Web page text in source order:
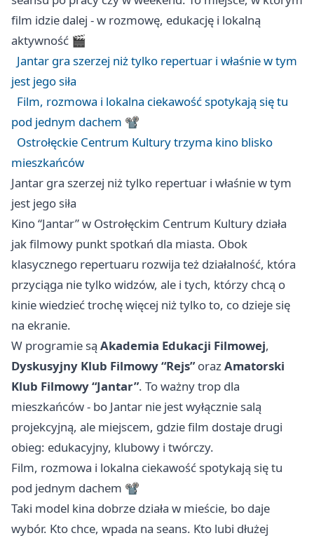
film idzie dalej - w rozmowę, edukację i lokalną
aktywność 🎬
Jantar gra szerzej niż tylko repertuar i właśnie w tym
jest jego siła
Film, rozmowa i lokalna ciekawość spotykają się tu
pod jednym dachem 📽️
Ostrołęckie Centrum Kultury trzyma kino blisko
mieszkańców
Jantar gra szerzej niż tylko repertuar i właśnie w tym
jest jego siła
Kino “Jantar” w Ostrołęckim Centrum Kultury działa
jak filmowy punkt spotkań dla miasta. Obok
klasycznego repertuaru rozwija też działalność, która
przyciąga nie tylko widzów, ale i tych, którzy chcą o
kinie wiedzieć trochę więcej niż tylko to, co dzieje się
na ekranie.
W programie są Akademia Edukacji Filmowej,
Dyskusyjny Klub Filmowy “Rejs”orazAmatorski
Klub Filmowy “Jantar”. To ważny trop dla
mieszkańców - bo Jantar nie jest wyłącznie salą
projekcyjną, ale miejscem, gdzie film dostaje drugi
obieg: edukacyjny, klubowy i twórczy.
Film, rozmowa i lokalna ciekawość spotykają się tu
pod jednym dachem 📽️
Taki model kina dobrze działa w mieście, bo daje
wybór. Kto chce, wpada na seans. Kto lubi dłużej